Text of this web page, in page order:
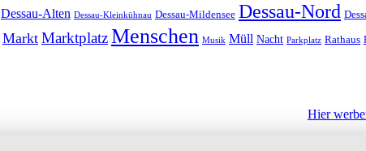
Dessau-Alten Dessau-Kleinkühnau Dessau-Mildensee Dessau-Nord
Markt MarktplatzMenschen Musik Müll Nacht Parkplatz Rathaus
Hier